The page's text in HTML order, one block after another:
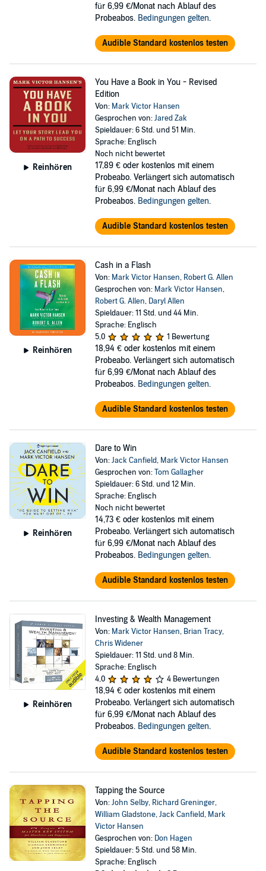
für 6,99 €/Monat nach Ablauf des
Probeabos. Bedingungen gelten.
Audible Standard kostenlos testen
Reinhören
You Have a Book in You - Revised
Edition
Von: Mark Victor Hansen
Gesprochen von:Jared Zak
Spieldauer: 6 Std. und 51 Min.
Sprache: Englisch
Noch nicht bewertet
17,89 € oder kostenlos mit einem
Probeabo. Verlängert sich automatisch
für 6,99 €/Monat nach Ablauf des
Probeabos. Bedingungen gelten.
Audible Standard kostenlos testen
Reinhören
Cash in a Flash
Von: Mark Victor Hansen, Robert G. Allen
Gesprochen von: Mark Victor Hansen,
Robert G. Allen, Daryl Allen
Spieldauer: 11 Std. und 44 Min.
Sprache: Englisch
5,0
1 Bewertung
18,94 € oder kostenlos mit einem
Probeabo. Verlängert sich automatisch
für 6,99 €/Monat nach Ablauf des
Probeabos. Bedingungen gelten.
Audible Standard kostenlos testen
Reinhören
Dare to Win
Von:Jack Canfield, Mark Victor Hansen
Gesprochen von:Tom Gallagher
Spieldauer: 6 Std. und 12 Min.
Sprache: Englisch
Noch nicht bewertet
14,73 € oder kostenlos mit einem
Probeabo. Verlängert sich automatisch
für 6,99 €/Monat nach Ablauf des
Probeabos. Bedingungen gelten.
Audible Standard kostenlos testen
Reinhören
Investing & Wealth Management
Von: Mark Victor Hansen, Brian Tracy,
Chris Widener
Spieldauer: 11 Std. und 8 Min.
Sprache: Englisch
4,0
4 Bewertungen
18,94 € oder kostenlos mit einem
Probeabo. Verlängert sich automatisch
für 6,99 €/Monat nach Ablauf des
Probeabos. Bedingungen gelten.
Audible Standard kostenlos testen
Tapping the Source
Von:John Selby, Richard Greninger,
William Gladstone,Jack Canfield, Mark
Victor Hansen
Gesprochen von: Don Hagen
Spieldauer: 5 Std. und 58 Min.
Sprache: Englisch